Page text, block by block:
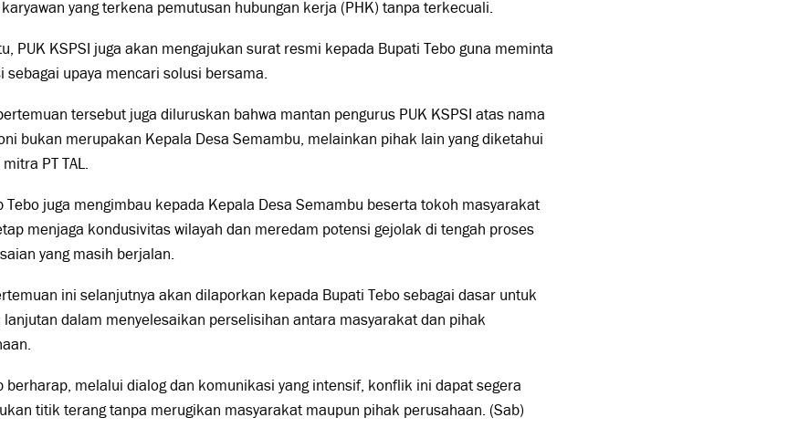
yang terkena pemutusan hubungan kerja (PHK) tanpa terkecuali.
PUK KSPSI juga akan mengajukan surat resmi kepada Bupati Tebo guna meminta
sebagai upaya mencari solusi bersama.
tersebut juga diluruskan bahwa mantan pengurus PUK KSPSI atas nama
bukan merupakan Kepala Desa Semambu, melainkan pihak lain yang diketahui
PT TAL.
Tebo juga mengimbau kepada Kepala Desa Semambu beserta tokoh masyarakat
menjaga kondusivitas wilayah dan meredam potensi gejolak di tengah proses
yang masih berjalan.
ini selanjutnya akan dilaporkan kepada Bupati Tebo sebagai dasar untuk
lanjutan dalam menyelesaikan perselisihan antara masyarakat dan pihak
berharap, melalui dialog dan komunikasi yang intensif, konflik ini dapat segera
titik terang tanpa merugikan masyarakat maupun pihak perusahaan. (Sab)